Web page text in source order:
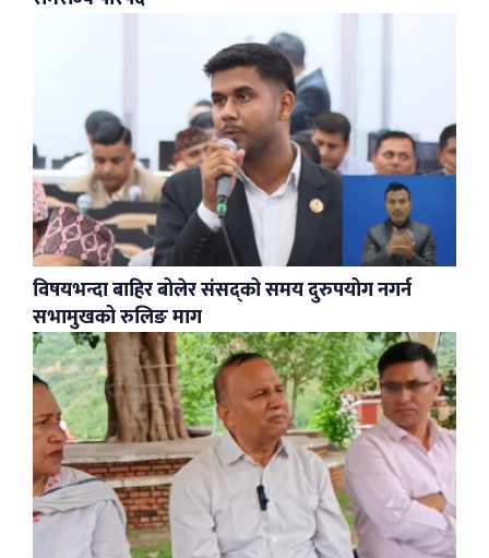
विषयभन्दा बाहिर बोलेर संसद्को समय दुरुपयोग नगर्न
सभामुखको रुलिङ माग